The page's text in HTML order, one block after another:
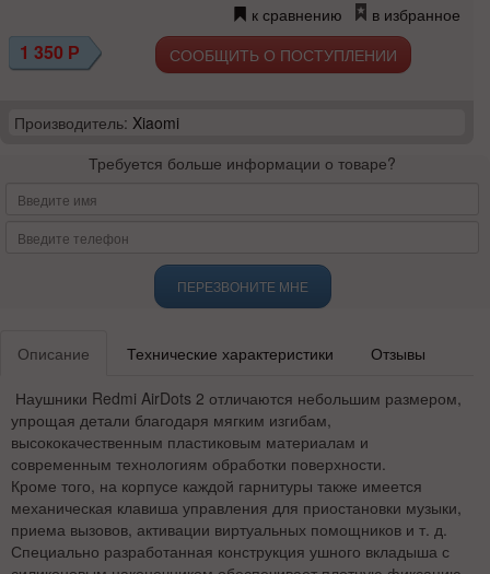
к сравнению в избранное
1 350 Р СООБЩИТЬ О ПОСТУПЛЕНИИ
Производитель: Xiaomi
Требуется больше информации о товаре?
ПЕРЕЗВОНИТЕ МНЕ
Описание Технические характеристики Отзывы
Наушники Redmi AirDots 2 отличаются небольшим размером,
упрощая детали благодаря мягким изгибам,
высококачественным пластиковым материалам и
современным технологиям обработки поверхности.
Кроме того, на корпусе каждой гарнитуры также имеется
механическая клавиша управления для приостановки музыки,
приема вызовов, активации виртуальных помощников и т. д.
Специально разработанная конструкция ушного вкладыша с